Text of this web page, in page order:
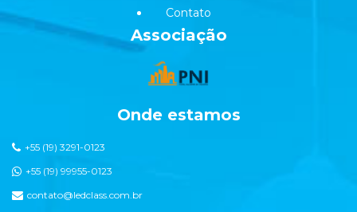
Contato
Associação
Onde estamos
+55 (19) 3291-0123
+55 (19) 99955-0123
contato@ledclass.com.br